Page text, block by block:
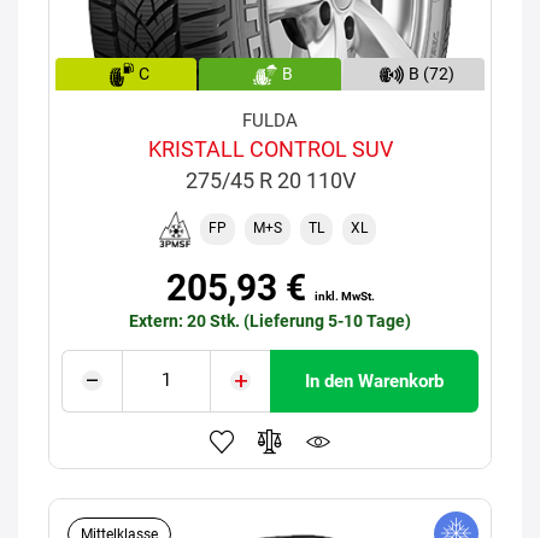
C B B (72)
FULDA
KRISTALL CONTROL SUV
275/45 R 20 110V
FP M+S TL XL
205,93 € inkl. MwSt.
Extern: 20 Stk. (Lieferung 5-10 Tage)
In den Warenkorb
Mittelklasse